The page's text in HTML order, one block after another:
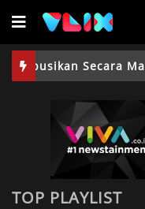
Secara Massal
TOP PLAYLIST